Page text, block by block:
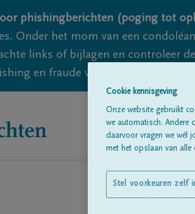
phishingberichten (poging tot
Onder het mom van een
links of bijlagen en controleer
en fraude vallen echter nooit
Cookie kennisgeving
Onze website gebruikt
we automatisch. Andere
daarvoor vragen we wél
met het opslaan van alle
Stel voorkeuren zelf